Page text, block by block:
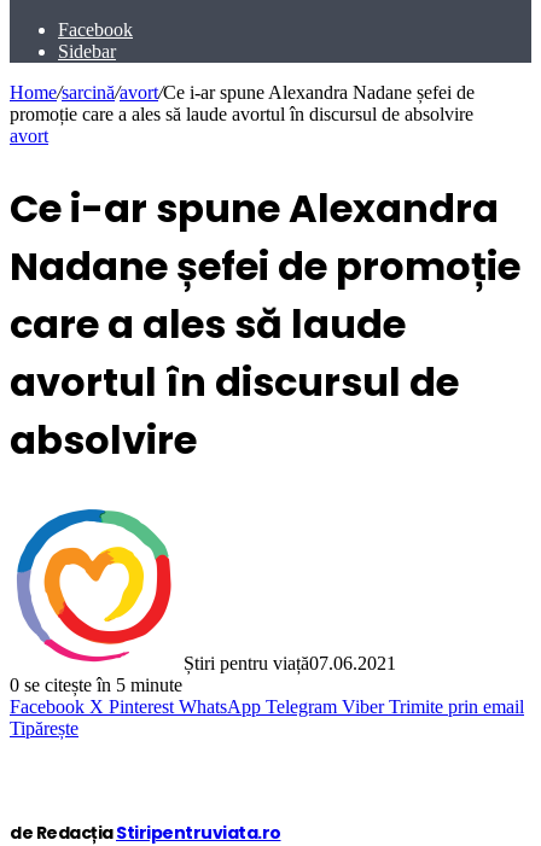
Facebook
Sidebar
Home/sarcină/avort/Ce i-ar spune Alexandra Nadane șefei de
promoție care a ales să laude avortul în discursul de absolvire
avort
Ce i-ar spune Alexandra
Nadane șefei de promoție
care a ales să laude
avortul în discursul de
absolvire
Știri pentru viață07.06.2021
0 se citește în 5 minute
Facebook X Pinterest WhatsApp Telegram Viber Trimite prin email
Tipărește
de RedacțiaStiripentruviata.ro